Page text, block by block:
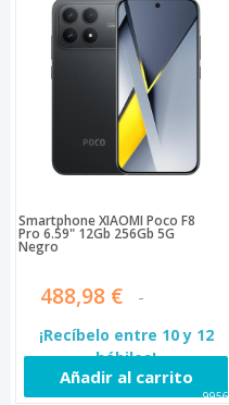
Smartphone XIAOMI Poco F8
Pro 6.59" 12Gb 256Gb 5G
Negro
488,98 €
¡Recíbelo entre 10 y 12
hábiles!
Añadir al carrito
99560